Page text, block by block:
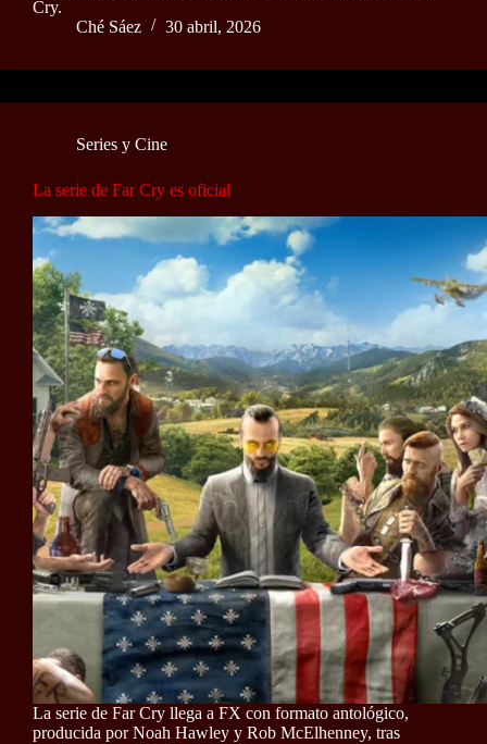
Cry.
Ché Sáez
30 abril, 2026
Series y Cine
La serie de Far Cry es oficial
La serie de Far Cry llega a FX con formato antológico,
producida por Noah Hawley y Rob McElhenney, tras